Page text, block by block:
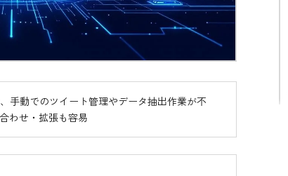
手動でのツイート管理やデータ抽出作業が不
わせ・拡張も容易